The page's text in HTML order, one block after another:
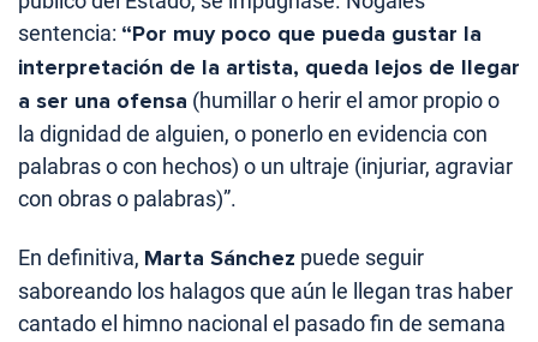
sentencia: “Por muy poco que pueda gustar la
interpretación de la artista, queda lejos de llegar
a ser una ofensa (humillar o herir el amor propio o
la dignidad de alguien, o ponerlo en evidencia con
palabras o con hechos) o un ultraje (injuriar, agraviar
con obras o palabras)”.
En definitiva, Marta Sánchez puede seguir
saboreando los halagos que aún le llegan tras haber
cantado el himno nacional el pasado fin de semana